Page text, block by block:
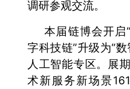
调研参观交流。
本届链博会开启
字科技链”升级为“
人工智能专区。展
术新服务新场景